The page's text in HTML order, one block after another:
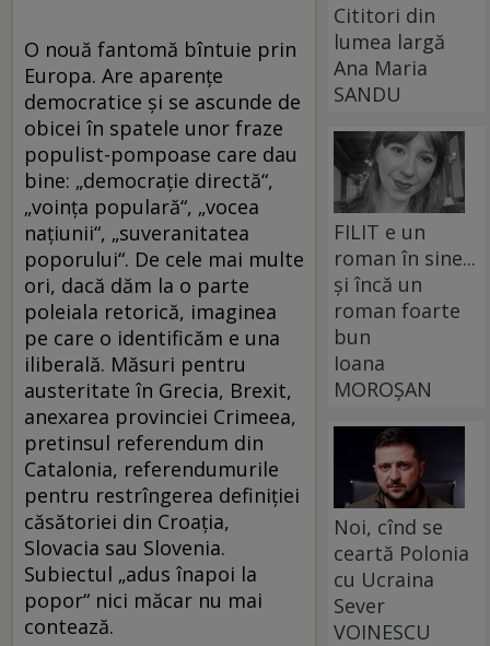
O nouă fantomă bîntuie prin
Europa. Are aparențe
democratice și se ascunde de
obicei în spatele unor fraze
populist-pompoase care dau
bine: „democrație directă“,
„voința populară“, „vocea
națiunii“, „suveranitatea
poporului“. De cele mai multe
ori, dacă dăm la o parte
poleiala retorică, imaginea
pe care o identificăm e una
iliberală. Măsuri pentru
austeritate în Grecia, Brexit,
anexarea provinciei Crimeea,
pretinsul referendum din
Catalonia, referendumurile
pentru restrîngerea definiției
căsătoriei din Croația,
Slovacia sau Slovenia.
Subiectul „adus înapoi la
popor“ nici măcar nu mai
contează.
Cititori din
lumea largă
Ana Maria
SANDU
FILIT e un
roman în sine...
și încă un
roman foarte
bun
Ioana
MOROȘAN
Noi, cînd se
ceartă Polonia
cu Ucraina
Sever
VOINESCU